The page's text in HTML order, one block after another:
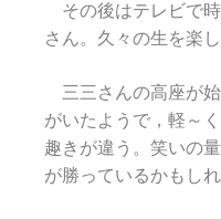
その後はテレビで
さん。久々の生を楽
三三さんの高座が
がいたようで，軽～
趣きが違う。笑いの
が勝っているかもしれ